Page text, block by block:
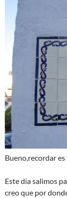
Bueno,recordar
Este día salimos
creo que por